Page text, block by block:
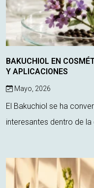
BAKUCHIOL EN
Y APLICACIONES
Mayo, 2026
El Bakuchiol se ha
interesantes dentro de